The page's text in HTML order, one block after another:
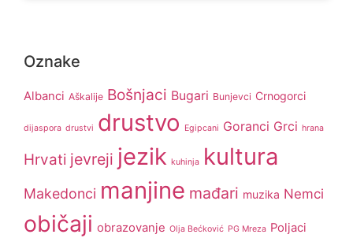
Oznake
Albanci Aškalije Bošnjaci Bugari Bunjevci Crnogorci
dijaspora drustvi drustvo Egipcani Goranci Grci hrana
Hrvati jevreji jezik kuhinja kultura
Makedonci manjine mađari muzika Nemci
običaji obrazovanje Olja Bećković PG Mreza Poljaci